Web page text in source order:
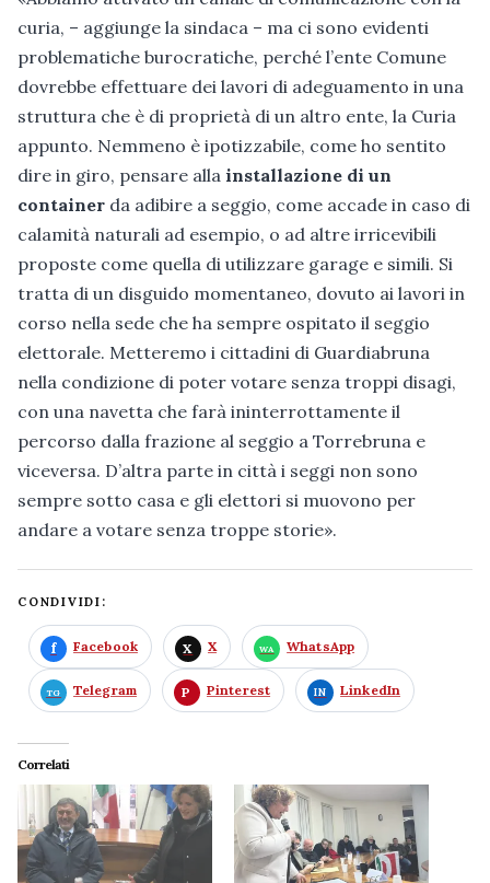
curia, – aggiunge la sindaca – ma ci sono evidenti
problematiche burocratiche, perché l’ente Comune
dovrebbe effettuare dei lavori di adeguamento in una
struttura che è di proprietà di un altro ente, la Curia
appunto. Nemmeno è ipotizzabile, come ho sentito
dire in giro, pensare alla installazione di un
container da adibire a seggio, come accade in caso di
calamità naturali ad esempio, o ad altre irricevibili
proposte come quella di utilizzare garage e simili. Si
tratta di un disguido momentaneo, dovuto ai lavori in
corso nella sede che ha sempre ospitato il seggio
elettorale. Metteremo i cittadini di Guardiabruna
nella condizione di poter votare senza troppi disagi,
con una navetta che farà ininterrottamente il
percorso dalla frazione al seggio a Torrebruna e
viceversa. D’altra parte in città i seggi non sono
sempre sotto casa e gli elettori si muovono per
andare a votare senza troppe storie».
CONDIVIDI:
Facebook X WhatsApp
Telegram Pinterest LinkedIn
Correlati